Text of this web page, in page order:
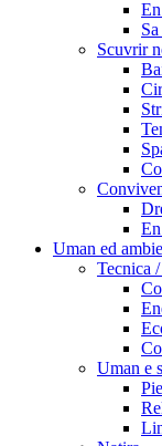
Scuvrir
Uman ed
Tecnica
Uman e